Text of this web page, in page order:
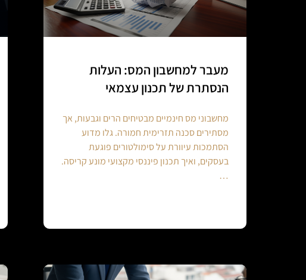
מעבר למחשבון המס: העלות
הנסתרת של תכנון עצמאי
מחשבוני מס חינמיים מבטיחים הרים וגבעות, אך
מסתירים סכנה תזרימית חמורה. גלו מדוע
הסתמכות עיוורת על סימולטורים פוגעת
בעסקים, ואיך תכנון פיננסי מקצועי מונע קריסה.
…